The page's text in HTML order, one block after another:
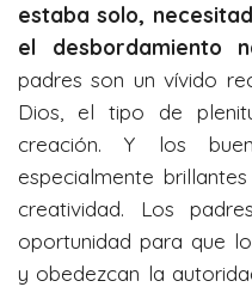
estaba solo,
el desbordamiento
padres son un vívido
Dios, el tipo de
creación. Y los
especialmente
creatividad. Los
oportunidad para que
y obedezcan la